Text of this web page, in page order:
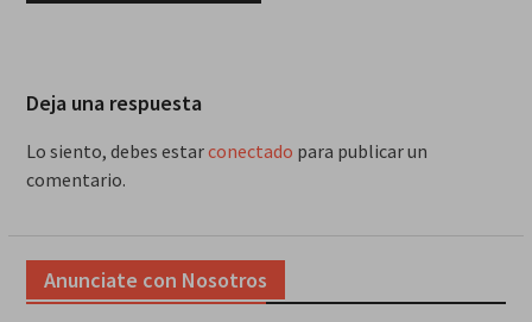
Deja una respuesta
Lo siento, debes estarconectado para publicar un
comentario.
Anunciate con Nosotros